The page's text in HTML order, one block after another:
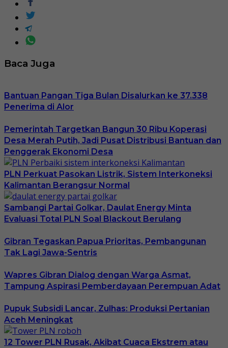
Baca Juga
Bantuan Pangan Tiga Bulan Disalurkan ke 37.338
Penerima di Alor
Pemerintah Targetkan Bangun 30 Ribu Koperasi
Desa Merah Putih, Jadi Pusat Distribusi Bantuan dan
Penggerak Ekonomi Desa
PLN Perkuat Pasokan Listrik, Sistem Interkoneksi
Kalimantan Berangsur Normal
Sambangi Partai Golkar, Daulat Energy Minta
Evaluasi Total PLN Soal Blackout Berulang
Gibran Tegaskan Papua Prioritas, Pembangunan
Tak Lagi Jawa-Sentris
Wapres Gibran Dialog dengan Warga Asmat,
Tampung Aspirasi Pemberdayaan Perempuan Adat
Pupuk Subsidi Lancar, Zulhas: Produksi Pertanian
Aceh Meningkat
12 Tower PLN Rusak, Akibat Cuaca Ekstrem atau